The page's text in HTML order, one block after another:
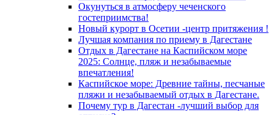
Окунуться в атмосферу чеченского
гостеприимства!
Новый курорт в Осетии -центр притяжения !
Лучшая компания по приему в Дагестане
Отдых в Дагестане на Каспийском море
2025: Солнце, пляж и незабываемые
впечатления!
Каспийское море: Древние тайны, песчаные
пляжи и незабываемый отдых в Дагестане.
Почему тур в Дагестан -лучший выбор для